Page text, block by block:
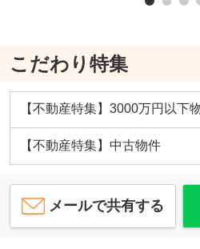
こだわり特集
【不動産特集】3000万円以下
【不動産特集】中古物件
メールで共有する